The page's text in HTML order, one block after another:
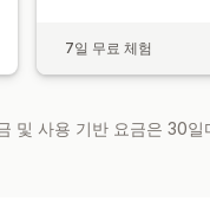
7일 무료 체험
및 사용 기반 요금은 30일